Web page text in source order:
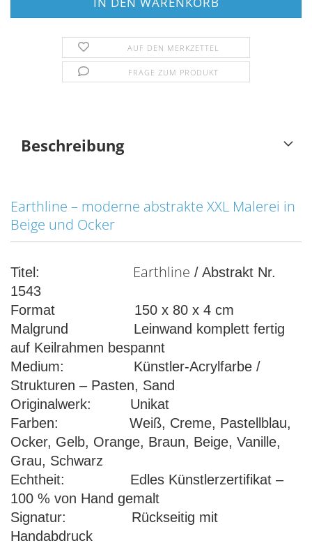
AUF DEN MERKZETTEL
FRAGE ZUM PRODUKT
Beschreibung
Earthline – moderne abstrakte XXL Malerei in
Beige und Ocker
Titel: Earthline / Abstrakt Nr.
1543
Format 150 x 80 x 4 cm
Malgrund Leinwand komplett fertig
auf Keilrahmen bespannt
Medium: Künstler-Acrylfarbe /
Strukturen – Pasten, Sand
Originalwerk: Unikat
Farben: Weiß, Creme, Pastellblau,
Ocker, Gelb, Orange, Braun, Beige, Vanille,
Grau, Schwarz
Echtheit: Edles Künstlerzertifikat –
100 % von Hand gemalt
Signatur: Rückseitig mit
Handabdruck